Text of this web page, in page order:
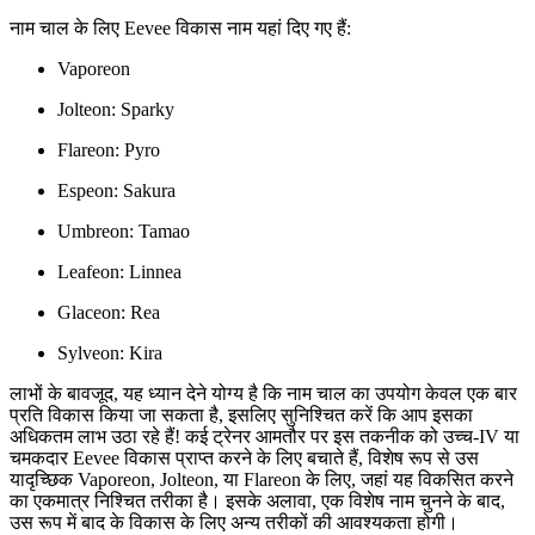
नाम चाल के लिए Eevee विकास नाम यहां दिए गए हैं:
Vaporeon
Jolteon: Sparky
Flareon: Pyro
Espeon: Sakura
Umbreon: Tamao
Leafeon: Linnea
Glaceon: Rea
Sylveon: Kira
लाभों के बावजूद, यह ध्यान देने योग्य है कि नाम चाल का उपयोग केवल एक बार
प्रति विकास किया जा सकता है, इसलिए सुनिश्चित करें कि आप इसका
अधिकतम लाभ उठा रहे हैं! कई ट्रेनर आमतौर पर इस तकनीक को उच्च-IV या
चमकदार Eevee विकास प्राप्त करने के लिए बचाते हैं, विशेष रूप से उस
यादृच्छिक Vaporeon, Jolteon, या Flareon के लिए, जहां यह विकसित करने
का एकमात्र निश्चित तरीका है। इसके अलावा, एक विशेष नाम चुनने के बाद,
उस रूप में बाद के विकास के लिए अन्य तरीकों की आवश्यकता होगी।